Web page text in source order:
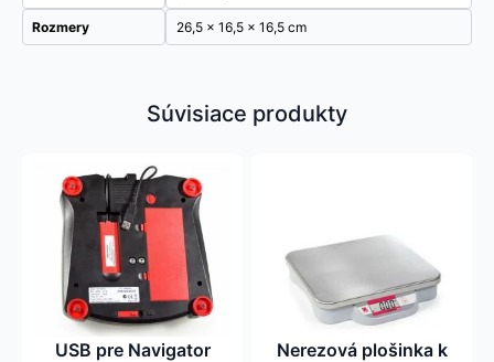
Rozmery 26,5 × 16,5 × 16,5 cm
Súvisiace produkty
USB pre Navigator
Nerezová plošinka k